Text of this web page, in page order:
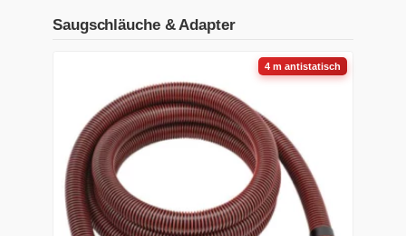
Saugschläuche & Adapter
4 m antistatisch